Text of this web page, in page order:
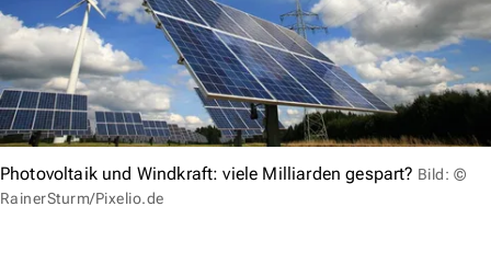
Photovoltaik und Windkraft: viele Milliarden gespart? Bild: ©
RainerSturm/Pixelio.de